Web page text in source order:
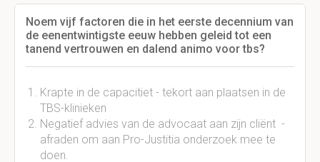
Noem vijf factoren die in het eerste decennium van
de eenentwintigste eeuw hebben geleid tot een
tanend vertrouwen en dalend animo voor tbs?
Krapte in de capacitiet - tekort aan plaatsen in de
TBS-klinieken
Negatief advies van de advocaat aan zijn cliënt -
afraden om aan Pro-Justitia onderzoek mee te
doen.